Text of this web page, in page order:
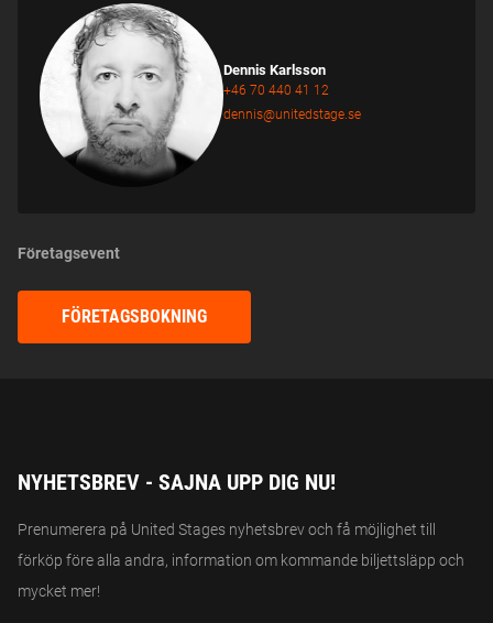
Dennis Karlsson
+46 70 440 41 12
dennis@unitedstage.se
Företagsevent
FÖRETAGSBOKNING
NYHETSBREV - SAJNA UPP DIG NU!
Prenumerera på United Stages nyhetsbrev och få möjlighet till
förköp före alla andra, information om kommande biljettsläpp och
mycket mer!